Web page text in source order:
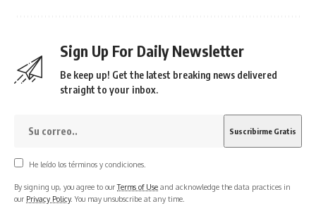
Sign Up For Daily Newsletter
Be keep up! Get the latest breaking news delivered
straight to your inbox.
He leído los términos y condiciones.
By signing up, you agree to ourTerms of Use and acknowledge the data practices in
our Privacy Policy. You may unsubscribe at any time.